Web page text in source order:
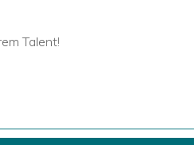
Talent!